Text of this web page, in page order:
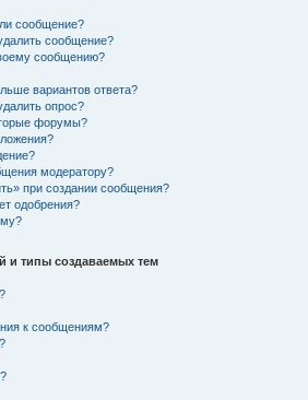
сообщение?
сообщение?
сообщению?
вариантов ответа?
опрос?
форумы?
модератору?
при создании сообщения?
одобрения?
и типы создаваемых тем
к сообщениям?